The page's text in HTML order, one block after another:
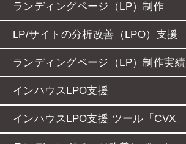
ランディングページ（LP）制作
LP/サイトの分析改善（LPO）支援
ランディングページ（LP）制作実績
インハウスLPO支援
インハウスLPO支援 ツール「CVX」